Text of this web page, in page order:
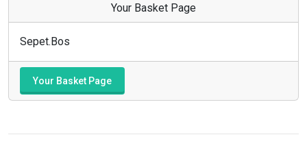
Your Basket Page
Sepet.Bos
Your Basket Page